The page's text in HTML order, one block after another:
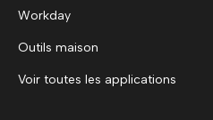
Workday
Outils maison
Voir toutes les applications